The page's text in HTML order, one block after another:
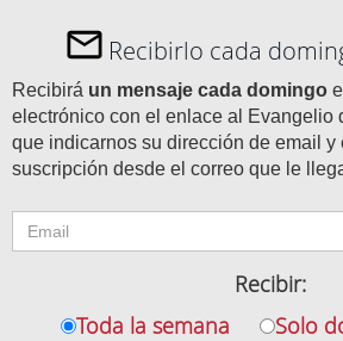
Recibirlo cada
Recibirá un mensaje cada domingo
electrónico con el enlace al Evangelio
que indicarnos su dirección de email y
suscripción desde el correo que le
Recibir:
Toda la semana
Solo